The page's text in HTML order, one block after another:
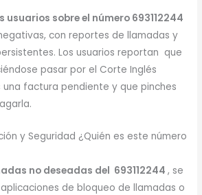
usuarios sobre el número 693112244
con reportes de llamadas y
Los usuarios reportan que
pasar por el Corte Inglés
factura pendiente y que pinches
y Seguridad ¿Quién es este número
no deseadas del 693112244, se
de bloqueo de llamadas o